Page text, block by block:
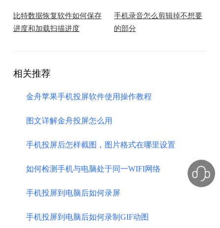
比特数据恢复软件如何保存
进度和加载扫描进度
手机录音怎么剪辑掉不想要
的部分
相关推荐
金舟苹果手机投屏软件使用操作教程
图文详解金舟投屏怎么用
手机投屏后怎样截图，图片格式在哪里设置
如何检测手机与电脑处于同一WIFI网络
手机投屏到电脑后如何录屏
手机投屏到电脑后如何录制GIF动图